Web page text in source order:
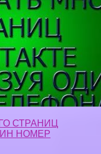
СТРАНИЦ
НОМЕР